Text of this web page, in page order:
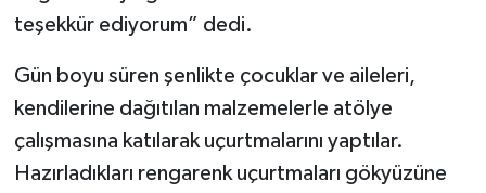
teşekkür ediyorum” dedi.
Gün boyu süren şenlikte çocuklar ve aileleri,
kendilerine dağıtılan malzemelerle atölye
çalışmasına katılarak uçurtmalarını yaptılar.
Hazırladıkları rengarenk uçurtmaları gökyüzüne